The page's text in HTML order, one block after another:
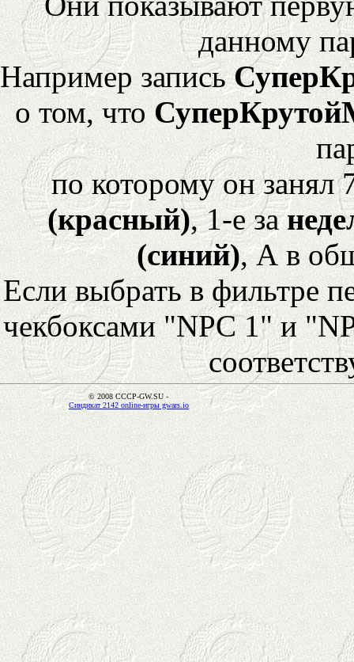
данному
Например запись
о том, что
по которому он
(красный), 1-е за
(синий), А в
Если выбрать в фильтре
чекбоксами "NPC 1" и
© 2008 CCCP-GW.SU -
Синдикат 2142 online-игры gwars.io